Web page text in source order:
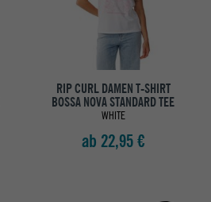
RIP CURL DAMEN T-SHIRT
BOSSA NOVA STANDARD TEE
WHITE
ab 22,95 €